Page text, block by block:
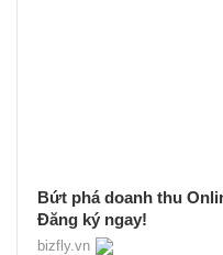
Bứt phá doanh thu
Đăng ký ngay!
bizfly.vn